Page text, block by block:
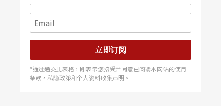
立即订阅
*通过递交此表格，即表示您接受并同意已阅读本网站的使用
条款，私隐政策和个人资料收集声明。